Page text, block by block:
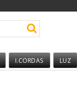
I.CORDAS LUZ